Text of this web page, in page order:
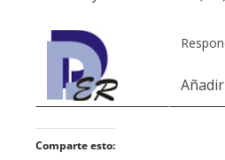
Comparte esto: